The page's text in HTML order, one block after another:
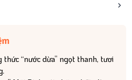
Việt Nam Tour 1 Ngày
“nước dừa” ngọt thanh, tươi